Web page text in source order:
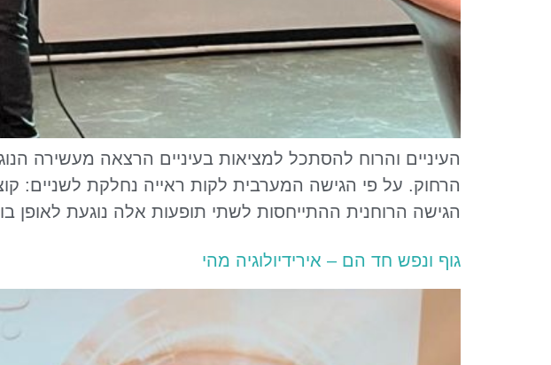
העיניים והרוח להסתכל למציאות בעיניים הרצאה מעשירה
הרחוק. על פי הגישה המערבית לקות ראייה נחלקת לשניים:
הגישה הרוחנית ההתייחסות לשתי תופעות אלה נוגעת
גוף ונפש חד הם – אירידיולוגיה מהי